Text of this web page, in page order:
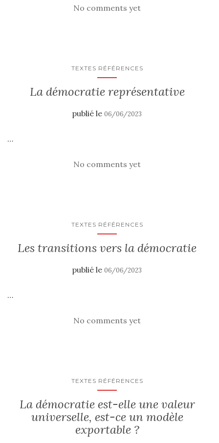
No comments yet
TEXTES RÉFÉRENCES
La démocratie représentative
publié le 06/06/2023
…
No comments yet
TEXTES RÉFÉRENCES
Les transitions vers la démocratie
publié le 06/06/2023
…
No comments yet
TEXTES RÉFÉRENCES
La démocratie est-elle une valeur
universelle, est-ce un modèle
exportable ?